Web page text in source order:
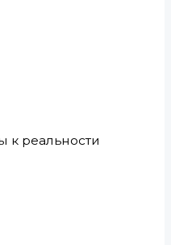
к реальности